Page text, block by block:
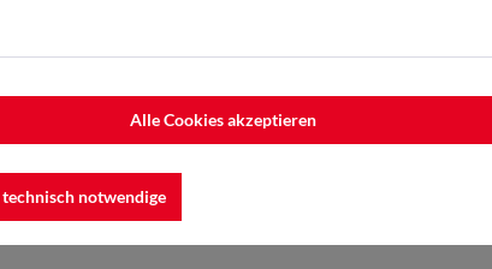
Alle Cookies akzeptieren
notwendige